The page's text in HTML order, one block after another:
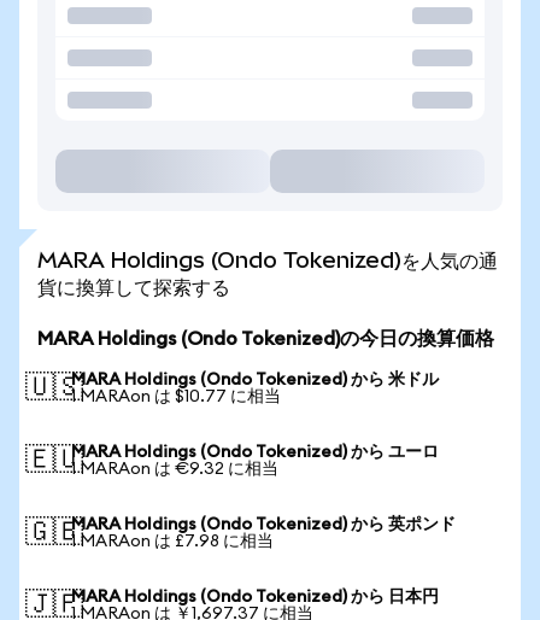
MARA Holdings (Ondo Tokenized)を人気の通
貨に換算して探索する
MARA Holdings (Ondo Tokenized)の今日の換算価格
🇺🇸MARA Holdings (Ondo Tokenized) から 米ドル
1 MARAon は $10.77 に相当
🇪🇺MARA Holdings (Ondo Tokenized) から ユーロ
1 MARAon は €9.32 に相当
🇬🇧MARA Holdings (Ondo Tokenized) から 英ポンド
1 MARAon は £7.98 に相当
🇯🇵MARA Holdings (Ondo Tokenized) から 日本円
1 MARAon は ￥1,697.37 に相当